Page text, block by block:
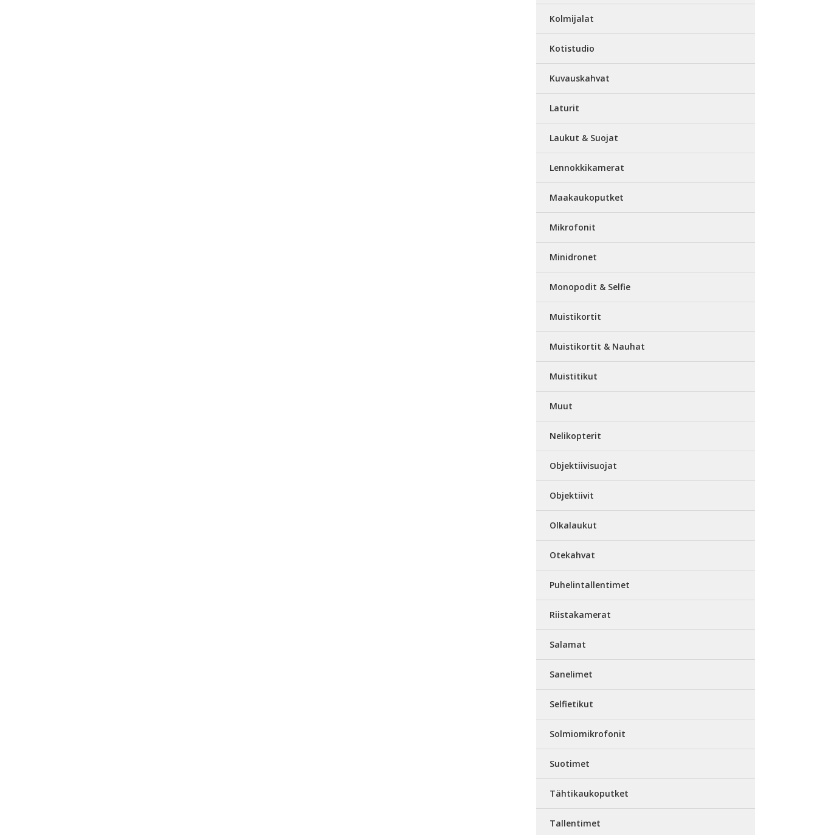
Kolmijalat
Kotistudio
Kuvauskahvat
Laturit
Laukut & Suojat
Lennokkikamerat
Maakaukoputket
Mikrofonit
Minidronet
Monopodit & Selfie
Muistikortit
Muistikortit & Nauhat
Muistitikut
Muut
Nelikopterit
Objektiivisuojat
Objektiivit
Olkalaukut
Otekahvat
Puhelintallentimet
Riistakamerat
Salamat
Sanelimet
Selfietikut
Solmiomikrofonit
Suotimet
Tähtikaukoputket
Tallentimet